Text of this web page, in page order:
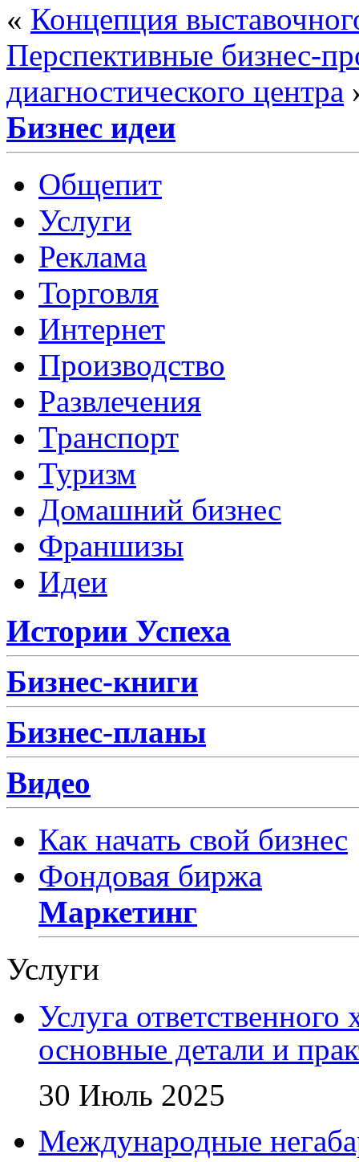
« Концепция
Перспективные бизнес-
диагностического центра
Бизнес идеи
Общепит
Услуги
Реклама
Торговля
Интернет
Производство
Развлечения
Транспорт
Туризм
Домашний бизнес
Франшизы
Идеи
Истории Успеха
Бизнес-книги
Бизнес-планы
Видео
Как начать свой бизнес
Фондовая биржа
Маркетинг
Услуги
Услуга
основные детали и
30 Июль 2025
Международные